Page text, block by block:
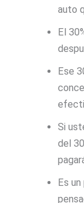
auto
El
Ese
Si
del
Es